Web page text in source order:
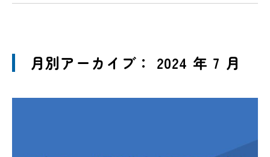
月別アーカイブ： 2024 年 7 月